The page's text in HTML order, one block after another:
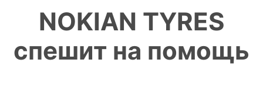
NOKIAN TYRES
спешит на помощь